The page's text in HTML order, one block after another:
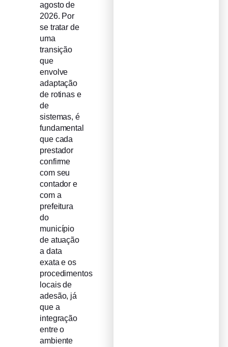
agosto de
2026. Por
se tratar de
uma
transição
que
envolve
adaptação
de rotinas e
de
sistemas, é
fundamental
que cada
prestador
confirme
com seu
contador e
com a
prefeitura
do
município
de atuação
a data
exata e os
procedimentos
locais de
adesão, já
que a
integração
entre o
ambiente